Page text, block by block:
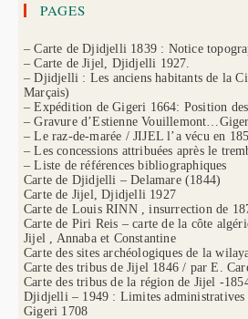
PAGES
– Carte de Djidjelli 1839 : Notice
– Carte de Jijel, Djidjelli 1927.
– Djidjelli : Les anciens habitants de la
Marçais)
– Expédition de Gigeri 1664: Position
– Gravure d’Estienne
– Le raz-de-marée / JIJEL l’a vécu en
– Les concessions attribuées après le
– Liste de références bibliographiques
Carte de Djidjelli – Delamare (1844)
Carte de Jijel, Djidjelli 1927
Carte de Louis RINN , insurrection de
Carte de Piri Reis – carte de la côte
Jijel , Annaba et Constantine
Carte des sites archéologiques de la
Carte des tribus de Jijel 1846 / par E.
Carte des tribus de la région de Jijel -
Djidjelli – 1949 : Limites administratives
Gigeri 1708